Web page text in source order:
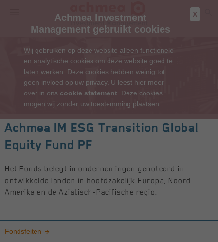
Achmea Investment
Management gebruikt cookies
Wij gebruiken op deze website alleen functionele
en analytische cookies om deze website goed te
laten werken. Deze cookies hebben weinig tot
geen invloed op uw privacy. U leest hier meer
over in ons cookie statement . Deze cookies
mogen wij zonder uw toestemming plaatsen
X
Achmea IM ESG Transition Global
Equity Fund PF
Het Fonds belegt in ondernemingen genoteerd in
ontwikkelde landen in hoofdzakelijk Europa, Noord-
Amerika en de Aziatisch-Pacifische regio.
Fondsfeiten